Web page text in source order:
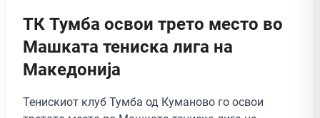
ТК Тумба освои трето место во
Машката тениска лига на
Македонија
Тенискиот клуб Тумба од Куманово го освои